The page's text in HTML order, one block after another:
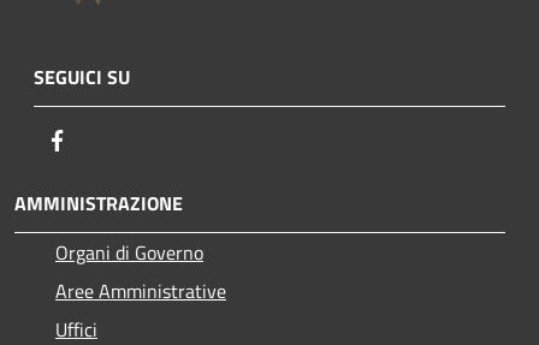
SEGUICI SU
AMMINISTRAZIONE
Organi di Governo
Aree Amministrative
Uffici